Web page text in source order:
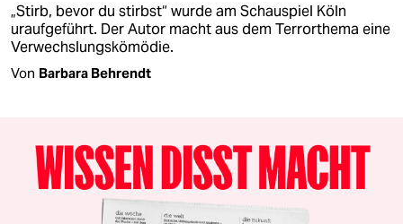
„Stirb, bevor du stirbst“ wurde am Schauspiel Köln
uraufgeführt. Der Autor macht aus dem Terrorthema eine
Verwechslungskömödie.
Von Barbara Behrendt